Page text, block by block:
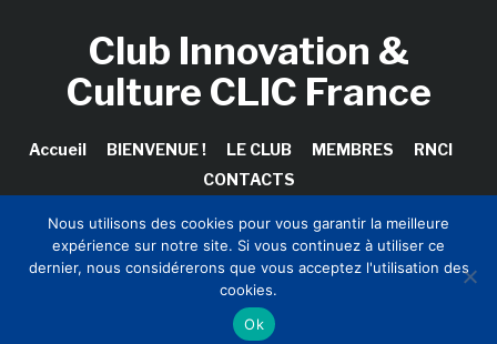
Club Innovation &
Culture CLIC France
Accueil BIENVENUE ! LE CLUB MEMBRES
RNCI
CONTACTS
Copyright © 2026 Club Innovation & Culture CLIC France /
Sinapses Conseils
Nous utilisons des cookies pour vous garantir la meilleure
expérience sur notre site. Si vous continuez à utiliser ce
dernier, nous considérerons que vous acceptez l'utilisation des
cookies.
Ok